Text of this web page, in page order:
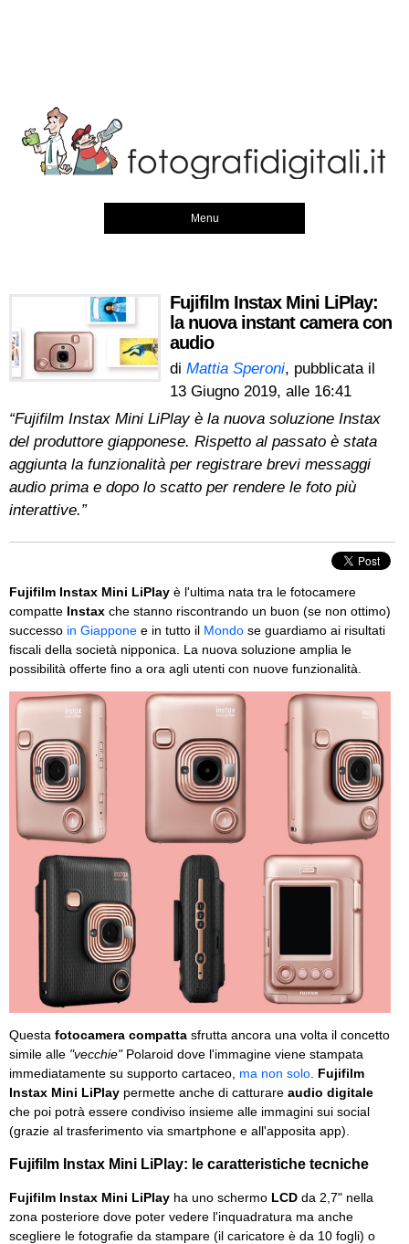
Menu
Fujifilm Instax Mini LiPlay:
la nuova instant camera con
audio
di Mattia Speroni, pubblicata il
13 Giugno 2019, alle 16:41
“Fujifilm Instax Mini LiPlay è la nuova soluzione Instax
del produttore giapponese. Rispetto al passato è stata
aggiunta la funzionalità per registrare brevi messaggi
audio prima e dopo lo scatto per rendere le foto più
interattive.”
Fujifilm Instax Mini LiPlay è l'ultima nata tra le fotocamere
compatte Instax che stanno riscontrando un buon (se non ottimo)
successo in Giappone e in tutto il Mondo se guardiamo ai risultati
fiscali della società nipponica. La nuova soluzione amplia le
possibilità offerte fino a ora agli utenti con nuove funzionalità.
Questa fotocamera compatta sfrutta ancora una volta il concetto
simile alle "vecchie"Polaroid dove l'immagine viene stampata
immediatamente su supporto cartaceo, ma non solo Fujifilm
Instax Mini LiPlay permette anche di catturare audio digitale
che poi potrà essere condiviso insieme alle immagini sui social
(grazie al trasferimento via smartphone e all'apposita app).
Fujifilm Instax Mini LiPlay: le caratteristiche tecniche
Fujifilm Instax Mini LiPlay ha uno schermo LCD da 2,7" nella
zona posteriore dove poter vedere l'inquadratura ma anche
scegliere le fotografie da stampare (il caricatore è da 10 fogli) o